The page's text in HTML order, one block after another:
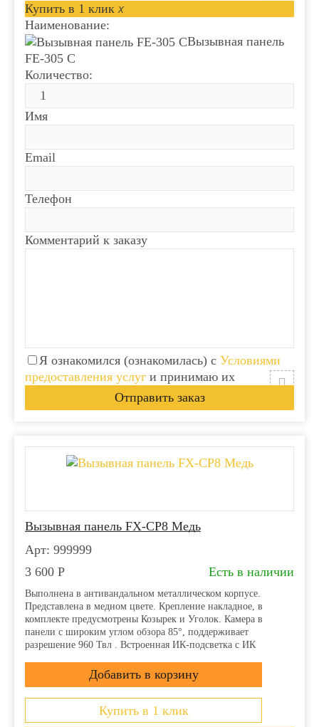
Купить в 1 клик x
Наименование:
Вызывная панель
FE-305 C
Количество:
Имя
Email
Телефон
Комментарий к заказу
Я ознакомился (ознакомилась) с Условиями
предоставления услуг и принимаю их
Вызывная панель FX-CP8 Медь
Арт: 999999
3 600 Р Есть в наличии
Выполнена в антивандальном металлическом корпусе.
Представлена в медном цвете. Крепление накладное, в
комплекте предусмотрены Козырек и Уголок. Камера в
панели с широким углом обзора 85°, поддерживает
разрешение 960 Твл . Встроенная ИК-подсветка с ИК
Купить в 1 клик